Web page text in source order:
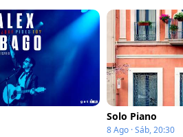
Solo Piano
8 Ago · Sáb, 20:30